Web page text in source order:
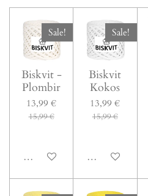
Sale!
Biskvit -
Plombir
13,99 €
15,99 €
In den Warenkorb
Sale!
Biskvit
Kokos
13,99 €
15,99 €
In den